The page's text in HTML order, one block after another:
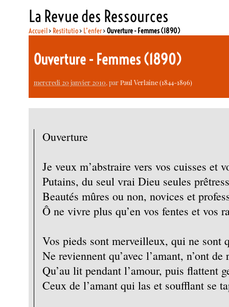
La Revue des Ressources
Accueil> Restitutio> L’enfer>Ouverture - Femmes (1890)
Ouverture - Femmes (1890)
mercredi 20 janvier 2010, parPaul Verlaine (1844-1896)
Ouverture
Je veux m’abstraire vers vos cuisses et
Putains, du seul vrai Dieu seules
Beautés mûres ou non, novices et
Ô ne vivre plus qu’en vos fentes et vos
Vos pieds sont merveilleux, qui ne sont
Ne reviennent qu’avec l’amant, n’ont de
Qu’au lit pendant l’amour, puis flattent
Ceux de l’amant qui las et soufflant se